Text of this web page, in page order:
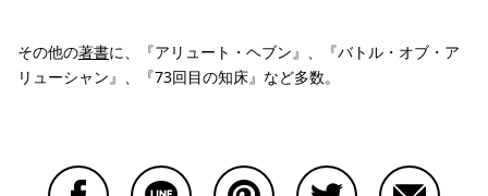
その他の著書に、『アリュート・ヘブン』、『バトル・オブ・ア
リューシャン』、『73回目の知床』など多数。